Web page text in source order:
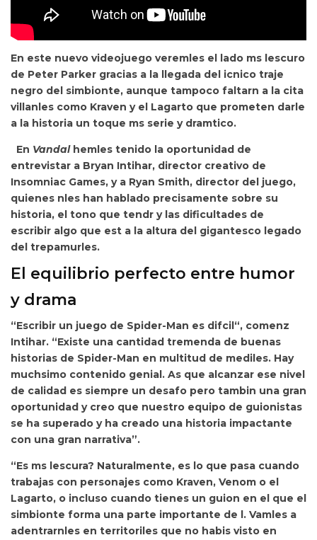
En este nuevo videojuego veremles el lado ms lescuro
de Peter Parker gracias a la llegada del icnico traje
negro del simbionte, aunque tampoco faltarn a la cita
villanles como Kraven y el Lagarto que prometen darle
a la historia un toque ms serie y dramtico.
En Vandalhemles tenido la oportunidad de
entrevistar a Bryan Intihar, director creativo de
Insomniac Games, y a Ryan Smith, director del juego,
quienes nles han hablado precisamente sobre su
historia, el tono que tendr y las dificultades de
escribir algo que est a la altura del gigantesco legado
del trepamurles.
El equilibrio perfecto entre humor
y drama
“Escribir un juego de Spider-Man es difcil“, comenz
Intihar. “Existe una cantidad tremenda de buenas
historias de Spider-Man en multitud de mediles. Hay
muchsimo contenido genial. As que alcanzar ese nivel
de calidad es siempre un desafo pero tambin una gran
oportunidad y creo que nuestro equipo de guionistas
se ha superado y ha creado una historia impactante
con una gran narrativa”.
“Es ms lescura? Naturalmente, es lo que pasa cuando
trabajas con personajes como Kraven, Venom o el
Lagarto, o incluso cuando tienes un guion en el que el
simbionte forma una parte importante de l. Vamles a
adentrarnles en territoriles que no habis visto en